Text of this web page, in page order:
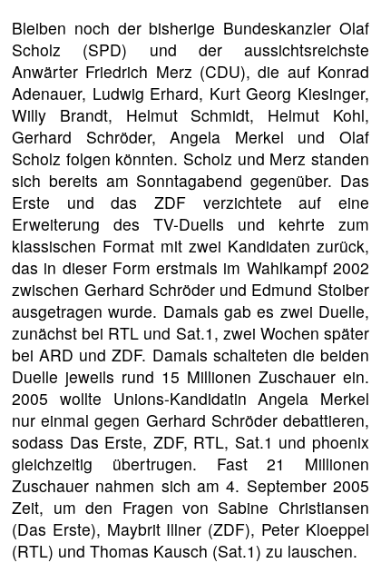
Bleiben noch der bisherige Bundeskanzler Olaf
Scholz (SPD) und der aussichtsreichste
Anwärter Friedrich Merz (CDU), die auf Konrad
Adenauer, Ludwig Erhard, Kurt Georg Kiesinger,
Willy Brandt, Helmut Schmidt, Helmut Kohl,
Gerhard Schröder, Angela Merkel und Olaf
Scholz folgen könnten. Scholz und Merz standen
sich bereits am Sonntagabend gegenüber. Das
Erste und das ZDF verzichtete auf eine
Erweiterung des TV-Duells und kehrte zum
klassischen Format mit zwei Kandidaten zurück,
das in dieser Form erstmals im Wahlkampf 2002
zwischen Gerhard Schröder und Edmund Stoiber
ausgetragen wurde. Damals gab es zwei Duelle,
zunächst bei RTL und Sat.1, zwei Wochen später
bei ARD und ZDF. Damals schalteten die beiden
Duelle jeweils rund 15 Millionen Zuschauer ein.
2005 wollte Unions-Kandidatin Angela Merkel
nur einmal gegen Gerhard Schröder debattieren,
sodass Das Erste, ZDF, RTL, Sat.1 und phoenix
gleichzeitig übertrugen. Fast 21 Millionen
Zuschauer nahmen sich am 4. September 2005
Zeit, um den Fragen von Sabine Christiansen
(Das Erste), Maybrit Illner (ZDF), Peter Kloeppel
(RTL) und Thomas Kausch (Sat.1) zu lauschen.